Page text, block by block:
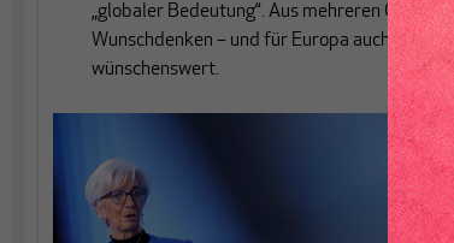
„globaler Bedeutung“. Aus mehreren
Wunschdenken – und für Europa auch gar
wünschenswert.